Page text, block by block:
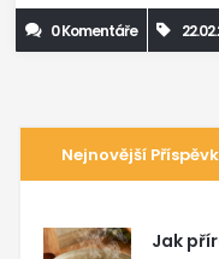
zbytků. Pomůžeme
správně ovlivnit
0 Komentáře
Nejnovější
Jak